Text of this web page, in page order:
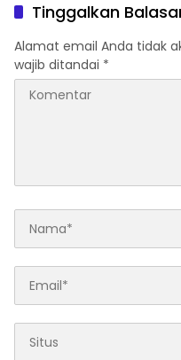
Tinggalkan
Alamat email Anda tidak
wajib ditandai *